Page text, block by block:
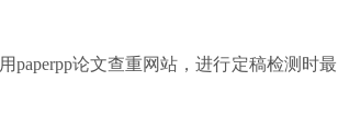
论文查重网站，进行定稿检测时最